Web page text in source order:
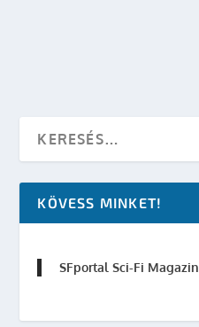
KÖVESS MINKET!
SFportal Sci-Fi Magazin